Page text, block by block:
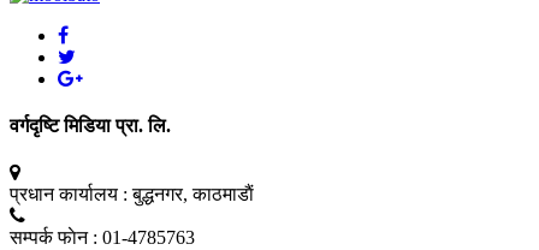
वर्गदृष्टि मिडिया प्रा. लि.
प्रधान कार्यालय : बुद्धनगर, काठमाडाैं
सम्पर्क फाेन : 01-4785763